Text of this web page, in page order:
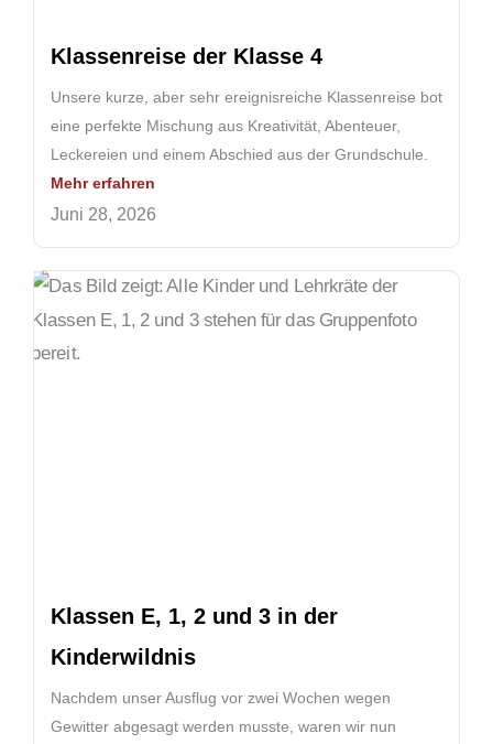
Klassenreise der Klasse 4
Unsere kurze, aber sehr ereignisreiche Klassenreise bot
eine perfekte Mischung aus Kreativität, Abenteuer,
Leckereien und einem Abschied aus der Grundschule.
Mehr erfahren
Juni 28, 2026
Klassen E, 1, 2 und 3 in der
Kinderwildnis
Nachdem unser Ausflug vor zwei Wochen wegen
Gewitter abgesagt werden musste, waren wir nun